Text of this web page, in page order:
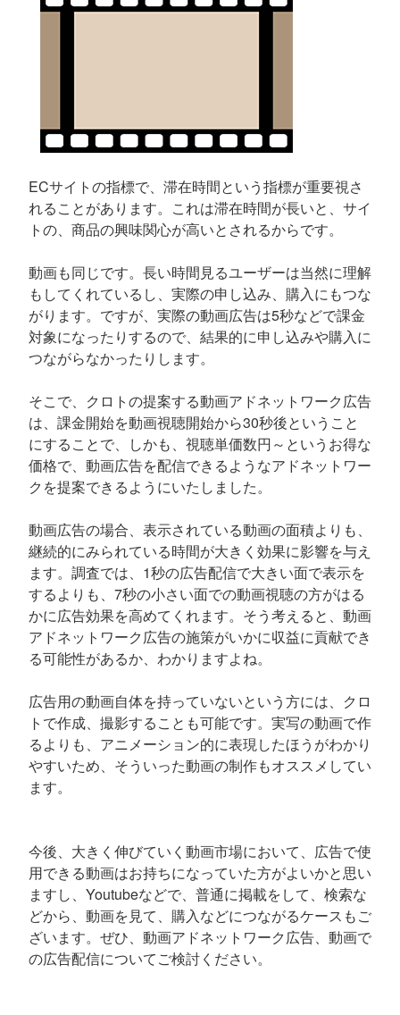
ECサイトの指標で、滞在時間という指標が重要視さ
れることがあります。これは滞在時間が長いと、サイ
トの、商品の興味関心が高いとされるからです。
動画も同じです。長い時間見るユーザーは当然に理解
もしてくれているし、実際の申し込み、購入にもつな
がります。ですが、実際の動画広告は5秒などで課金
対象になったりするので、結果的に申し込みや購入に
つながらなかったりします。
そこで、クロトの提案する動画アドネットワーク広告
は、課金開始を動画視聴開始から30秒後ということ
にすることで、しかも、視聴単価数円～というお得な
価格で、動画広告を配信できるようなアドネットワー
クを提案できるようにいたしました。
動画広告の場合、表示されている動画の面積よりも、
継続的にみられている時間が大きく効果に影響を与え
ます。調査では、1秒の広告配信で大きい面で表示を
するよりも、7秒の小さい面での動画視聴の方がはる
かに広告効果を高めてくれます。そう考えると、動画
アドネットワーク広告の施策がいかに収益に貢献でき
る可能性があるか、わかりますよね。
広告用の動画自体を持っていないという方には、クロ
トで作成、撮影することも可能です。実写の動画で作
るよりも、アニメーション的に表現したほうがわかり
やすいため、そういった動画の制作もオススメしてい
ます。
今後、大きく伸びていく動画市場において、広告で使
用できる動画はお持ちになっていた方がよいかと思い
ますし、Youtubeなどで、普通に掲載をして、検索な
どから、動画を見て、購入などにつながるケースもご
ざいます。ぜひ、動画アドネットワーク広告、動画で
の広告配信についてご検討ください。